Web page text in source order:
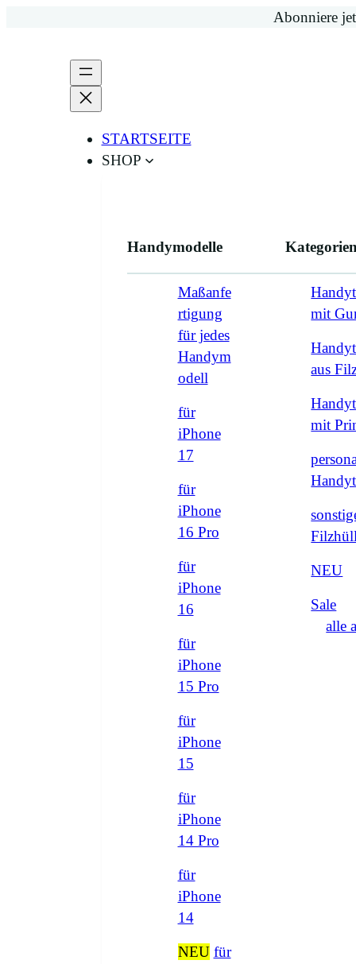
Abonniere
STARTSEITE
SHOP
Handymodelle
Maßanfe
rtigung
für jedes
Handym
odell
für
iPhone
17
für
iPhone
16 Pro
für
iPhone
16
für
iPhone
15 Pro
für
iPhone
15
für
iPhone
14 Pro
für
iPhone
14
NEU für
mit
aus
mit
NEU
Sale
alle